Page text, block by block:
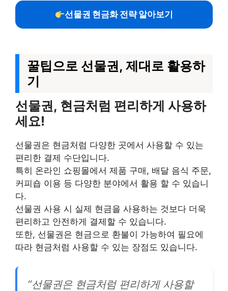
선물권 현금화 전략 알아보기
꿀팁으로 선물권, 제대로 활용하
기
선물권, 현금처럼 편리하게 사용하
세요!
선물권은 현금처럼 다양한 곳에서 사용할 수 있는
편리한 결제 수단입니다.
특히 온라인 쇼핑몰에서 제품 구매, 배달 음식 주문,
커피숍 이용 등 다양한 분야에서 활용 할 수 있습니
다.
선물권 사용 시 실제 현금을 사용하는 것보다 더욱
편리하고 안전하게 결제할 수 있습니다.
또한, 선물권은 현금으로 환불이 가능하여 필요에
따라 현금처럼 사용할 수 있는 장점도 있습니다.
“선물권은 현금처럼 편리하게 사용할